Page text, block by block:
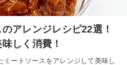
アレンジレシピ22選！
しく消費！
ミートソースをアレンジして美味し